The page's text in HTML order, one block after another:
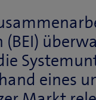
(BEI)
eines